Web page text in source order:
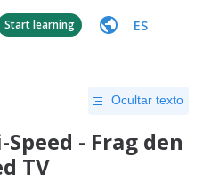
Start learning ES
Ocultar texto
- Frag den
TV